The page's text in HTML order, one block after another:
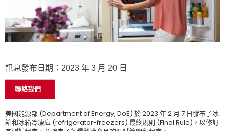
訊息發布日期：2023 年 3 月 20 日
聯絡我們
美國能源部 (Department of Energy, DoE) 於 2023 年 2 月 7 日發布了冰
箱和冰箱冷凍庫 (refrigerator-freezers) 最終規則 (Final Rule)，以修訂